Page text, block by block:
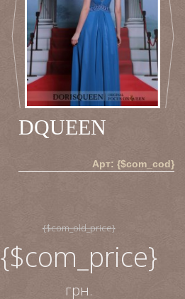
DQUEEN
Арт: {$com_cod}
{$com_old_price}
{$com_price}
грн.